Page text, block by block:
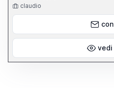
claudio
vedi